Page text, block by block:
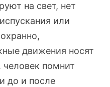
на свет, нет
или
движения носят
человек помнит
до и после